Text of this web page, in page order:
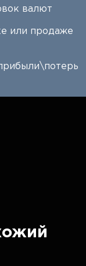
валют
или продаже